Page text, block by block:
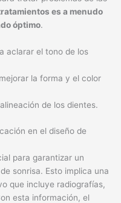
es a menudo
óptimo.
aclarar el tono de los
la forma y el color
de los dientes.
en el diseño de
para garantizar un
sonrisa. Esto implica una
que incluye radiografías,
esta información, el